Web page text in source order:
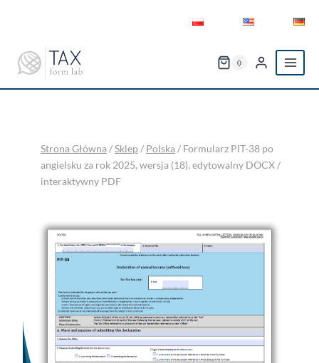
0
Strona Główna/Sklep/ Polska/ Formularz PIT-38 po
angielsku za rok 2025, wersja (18), edytowalny DOCX /
interaktywny PDF